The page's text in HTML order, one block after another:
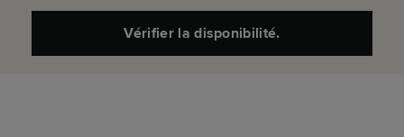
Vérifier la disponibilité.